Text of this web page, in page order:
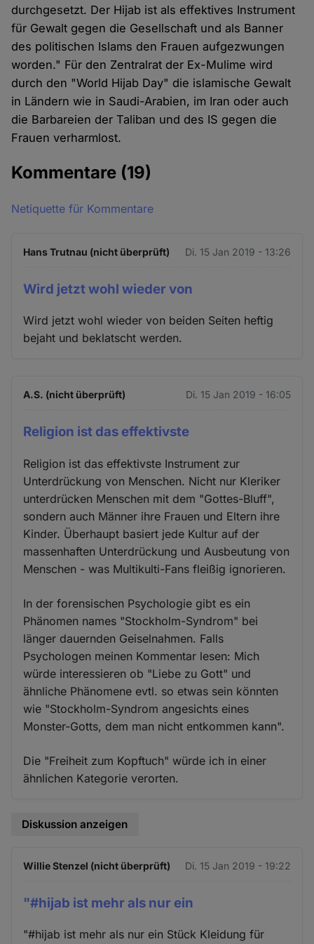
durchgesetzt. Der Hijab ist als effektives Instrument
für Gewalt gegen die Gesellschaft und als Banner
des politischen Islams den Frauen aufgezwungen
worden." Für den Zentralrat der Ex-Mulime wird
durch den "World Hijab Day" die islamische Gewalt
in Ländern wie in Saudi-Arabien, im Iran oder auch
die Barbareien der Taliban und des IS gegen die
Frauen verharmlost.
Kommentare (19)
Netiquette für Kommentare
Hans Trutnau (nicht überprüft) Di. 15 Jan 2019 - 13:26
Wird jetzt wohl wieder von
Wird jetzt wohl wieder von beiden Seiten heftig
bejaht und beklatscht werden.
A.S. (nicht überprüft) Di. 15 Jan 2019 - 16:05
Religion ist das effektivste
Religion ist das effektivste Instrument zur
Unterdrückung von Menschen. Nicht nur Kleriker
unterdrücken Menschen mit dem "Gottes-Bluff",
sondern auch Männer ihre Frauen und Eltern ihre
Kinder. Überhaupt basiert jede Kultur auf der
massenhaften Unterdrückung und Ausbeutung von
Menschen - was Multikulti-Fans fleißig ignorieren.
In der forensischen Psychologie gibt es ein
Phänomen names "Stockholm-Syndrom" bei
länger dauernden Geiselnahmen. Falls
Psychologen meinen Kommentar lesen: Mich
würde interessieren ob "Liebe zu Gott" und
ähnliche Phänomene evtl. so etwas sein könnten
wie "Stockholm-Syndrom angesichts eines
Monster-Gotts, dem man nicht entkommen kann".
Die "Freiheit zum Kopftuch" würde ich in einer
ähnlichen Kategorie verorten.
Diskussion anzeigen
Willie Stenzel (nicht überprüft) Di. 15 Jan 2019 - 19:22
"#hijab ist mehr als nur ein
"#hijab ist mehr als nur ein Stück Kleidung für